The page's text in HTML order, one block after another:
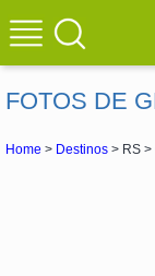
FOTOS DE
Home > Destinos > RS >